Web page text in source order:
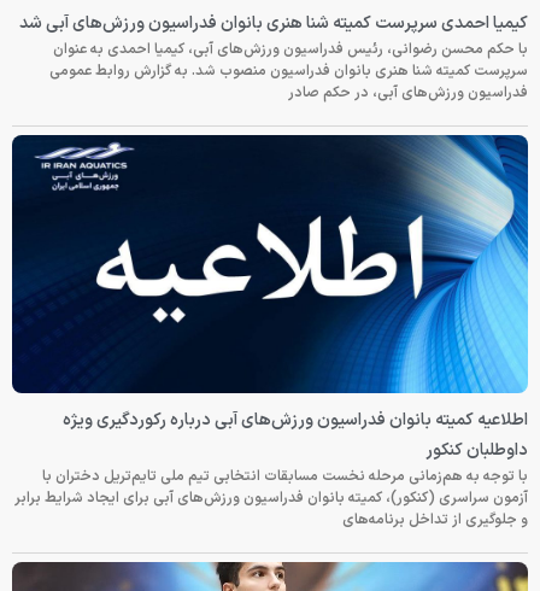
کیمیا احمدی سرپرست کمیته شنا هنری بانوان فدراسیون ورزش‌های آبی شد
با حکم محسن رضوانی، رئیس فدراسیون ورزش‌های آبی، کیمیا احمدی به عنوان
سرپرست کمیته شنا هنری بانوان فدراسیون منصوب شد. به گزارش روابط عمومی
فدراسیون ورزش‌های آبی، در حکم صادر
اطلاعیه کمیته بانوان فدراسیون ورزش‌های آبی درباره رکوردگیری ویژه
داوطلبان کنکور
با توجه به هم‌زمانی مرحله نخست مسابقات انتخابی تیم ملی تایم‌تریل دختران با
آزمون سراسری (کنکور)، کمیته بانوان فدراسیون ورزش‌های آبی برای ایجاد شرایط برابر
و جلوگیری از تداخل برنامه‌های